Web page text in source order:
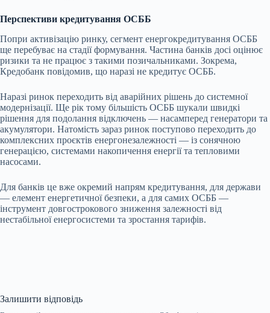
Перспективи кредитування ОСББ
Попри активізацію ринку, сегмент енергокредитування ОСББ
ще перебуває на стадії формування. Частина банків досі оцінює
ризики та не працює з такими позичальниками. Зокрема,
Кредобанк повідомив, що наразі не кредитує ОСББ.
Наразі ринок переходить від аварійних рішень до системної
модернізації. Ще рік тому більшість ОСББ шукали швидкі
рішення для подолання відключень — насамперед генератори та
акумулятори. Натомість зараз ринок поступово переходить до
комплексних проєктів енергонезалежності — із сонячною
генерацією, системами накопичення енергії та тепловими
насосами.
Для банків це вже окремий напрям кредитування, для держави
— елемент енергетичної безпеки, а для самих ОСББ —
інструмент довгострокового зниження залежності від
нестабільної енергосистеми та зростання тарифів.
Залишити відповідь